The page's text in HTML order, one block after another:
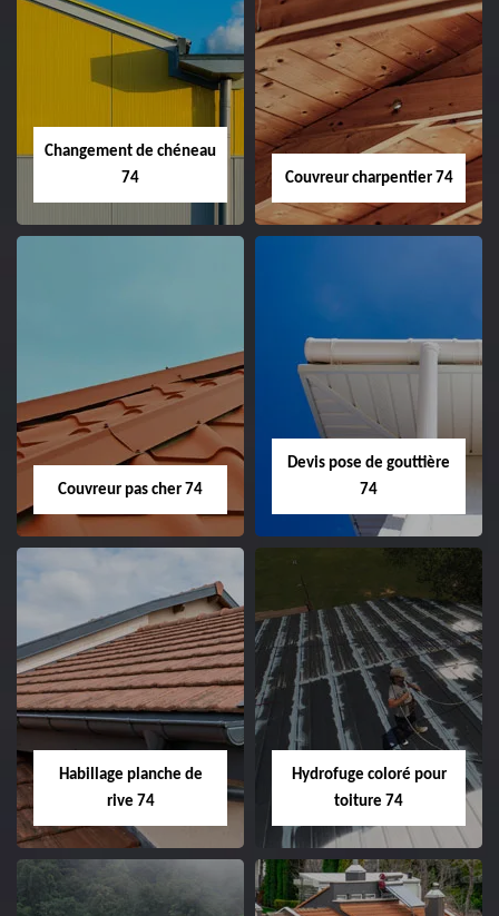
Changement de chéneau
74
Couvreur charpentier 74
Couvreur pas cher 74
Devis pose de gouttière
74
Habillage planche de
rive 74
Hydrofuge coloré pour
toiture 74